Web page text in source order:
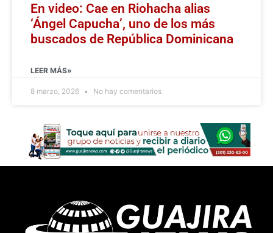
En video: Cae en Riohacha alias
‘Ángel Capucha’, uno de los más
buscados de República Dominicana
LEER MÁS»
8 marzo, 2026 No hay comentarios